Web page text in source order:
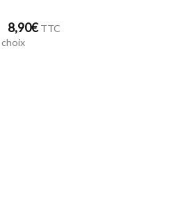
8,90€ TTC
choix